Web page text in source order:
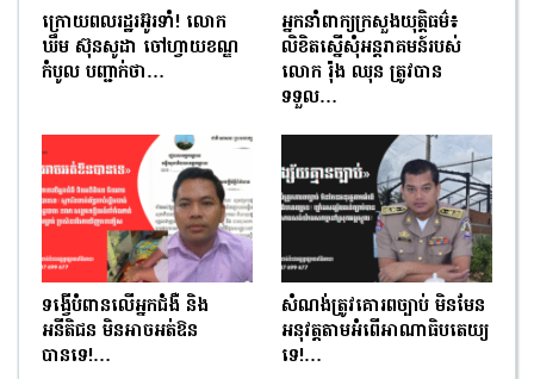
ក្រោយពលរដ្ឋរអ៊ូរទាំ! លោក
ឃឹម ស៊ុនសូដា ចៅហ្វាយខណ្ឌ
កំបូល បញ្ជាក់ថា…
អ្នកនាំពាក្យក្រសួងយុត្តិធម៌៖
លិខិតស្នើសុំអន្តរាគមន៍របស់
លោក រ៉ុង ឈុន ត្រូវបាន
ទទួល…
ទង្វើបំពានលើអ្នកជំងឺ និង
អនីតិជន មិនអាចអត់ឱន
បានទេ!…
សំណង់ត្រូវគោរពច្បាប់ មិនមែន
អនុវត្តតាមអំពើអាណាធិបតេយ្យ
ទេ!…